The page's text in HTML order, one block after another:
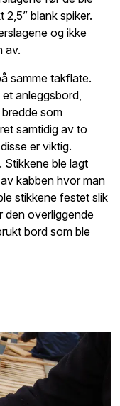
blank spiker.
og ikke
av.
samme takflate.
anleggsbord,
som
samtidig av to
er viktig.
Stikkene ble lagt
kabben hvor man
stikkene festet slik
den overliggende
bord som ble